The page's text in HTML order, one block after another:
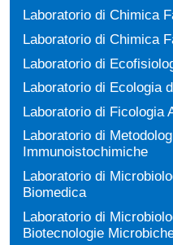
Laboratorio di Chimica
Laboratorio di Chimica
Laboratorio di
Laboratorio di Ecologia
Laboratorio di Ficologia
Laboratorio di
Immunoistochimiche
Laboratorio di
Biomedica
Laboratorio di
Biotecnologie